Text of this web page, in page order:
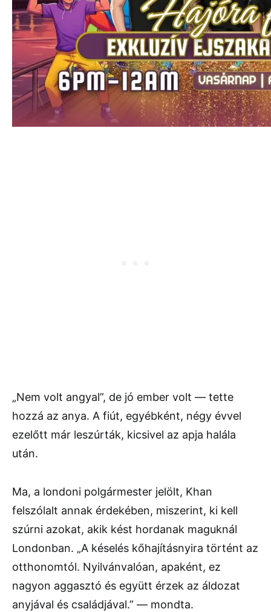
„Nem volt angyal”, de jó ember volt — tette
hozzá az anya. A fiút, egyébként, négy évvel
ezelőtt már leszúrták, kicsivel az apja halála
után.
Ma, a londoni polgármester jelölt, Khan
felszólalt annak érdekében, miszerint, ki kell
szúrni azokat, akik kést hordanak maguknál
Londonban. „A késelés kőhajításnyira történt az
otthonomtól. Nyilvánvalóan, apaként, ez
nagyon aggasztó és együtt érzek az áldozat
anyjával és családjával.” — mondta.